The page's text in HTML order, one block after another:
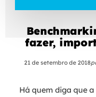
fazer,
21 de setembro de 2018
Há quem diga que